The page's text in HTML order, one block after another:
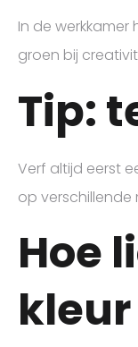
In de
groen bij
Tip:
Verf altijd eerst
op
Hoe